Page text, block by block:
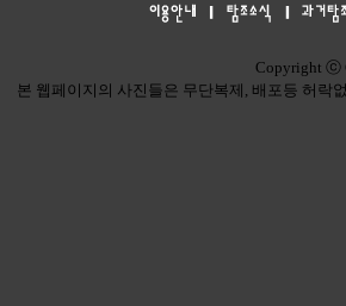
Copyright ⓒ
본 웹페이지의 사진들은 무단복제, 배포등 허락